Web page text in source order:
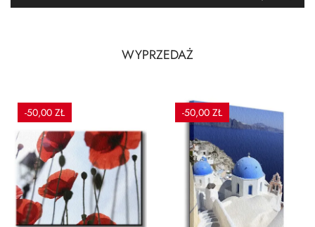
WYPRZEDAŻ
-50,00 ZŁ -50,00 ZŁ